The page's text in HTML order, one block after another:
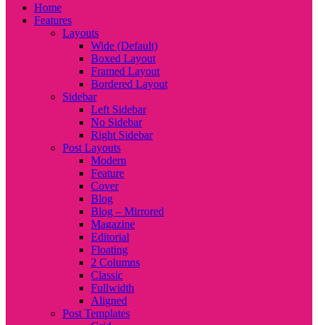
Home
Features
Layouts
Wide (Default)
Boxed Layout
Framed Layout
Bordered Layout
Sidebar
Left Sidebar
No Sidebar
Right Sidebar
Post Layouts
Modern
Feature
Cover
Blog
Blog – Mirrored
Magazine
Editorial
Floating
2 Columns
Classic
Fullwidth
Aligned
Post Templates